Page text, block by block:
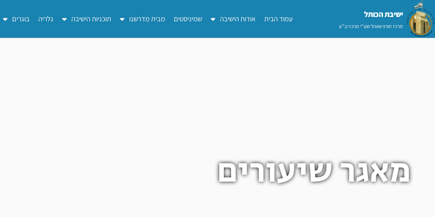
דילוג
לתוכן
ישיבת הכותל​
מרכז תורני וואהל שע"י מרכז יב"ע
עמוד הבית אודות הישיבה שמיניסטים מבית מדרשנו תוכניות הישיבה גלריה בוגרים
מאגר שיעורים